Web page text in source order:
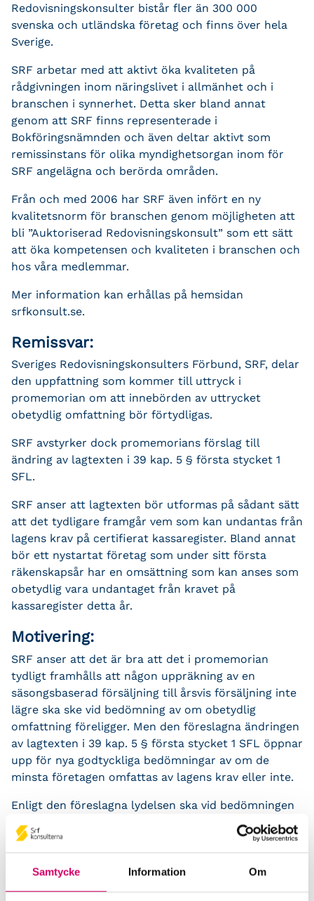
Samtycke Information Om
Redovisningskonsulter bistår fler än 300 000
svenska och utländska företag och finns över hela
Sverige.
SRF arbetar med att aktivt öka kvaliteten på
rådgivningen inom näringslivet i allmänhet och i
branschen i synnerhet. Detta sker bland annat
genom att SRF finns representerade i
Bokföringsnämnden och även deltar aktivt som
remissinstans för olika myndighetsorgan inom för
SRF angelägna och berörda områden.
Från och med 2006 har SRF även infört en ny
kvalitetsnorm för branschen genom möjligheten att
bli ”Auktoriserad Redovisningskonsult” som ett sätt
att öka kompetensen och kvaliteten i branschen och
hos våra medlemmar.
Mer information kan erhållas på hemsidan
srfkonsult.se.
Remissvar:
Sveriges Redovisningskonsulters Förbund, SRF, delar
den uppfattning som kommer till uttryck i
promemorian om att innebörden av uttrycket
obetydlig omfattning bör förtydligas.
SRF avstyrker dock promemorians förslag till
ändring av lagtexten i 39 kap. 5 § första stycket 1
SFL.
SRF anser att lagtexten bör utformas på sådant sätt
att det tydligare framgår vem som kan undantas från
lagens krav på certifierat kassaregister. Bland annat
bör ett nystartat företag som under sitt första
räkenskapsår har en omsättning som kan anses som
obetydlig vara undantaget från kravet på
kassaregister detta år.
Motivering:
SRF anser att det är bra att det i promemorian
tydligt framhålls att någon uppräkning av en
säsongsbaserad försäljning till årsvis försäljning inte
lägre ska ske vid bedömning av om obetydlig
omfattning föreligger. Men den föreslagna ändringen
av lagtexten i 39 kap. 5 § första stycket 1 SFL öppnar
upp för nya godtyckliga bedömningar av om de
minsta företagen omfattas av lagens krav eller inte.
Enligt den föreslagna lydelsen ska vid bedömningen
av om obetydlig omfattning föreligger den försäljning
som sker eller kan antas komma att ske i
verksamheten beaktas.